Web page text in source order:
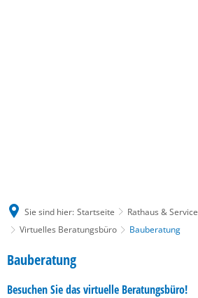
Sie sind hier: Startseite Rathaus & Service
Virtuelles Beratungsbüro
Bauberatung
Bauberatung
Bauberatung
Besuchen Sie das virtuelle Beratungsbüro!